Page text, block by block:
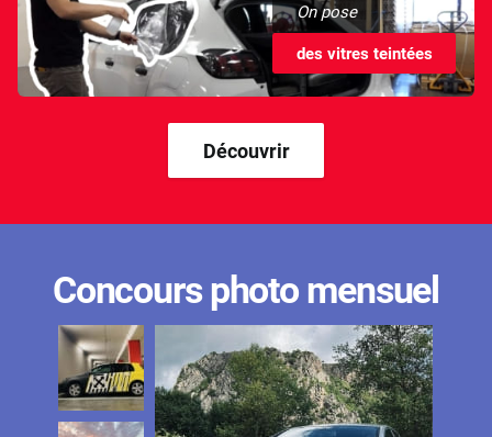
On pose
des vitres teintées
Découvrir
Concours photo mensuel